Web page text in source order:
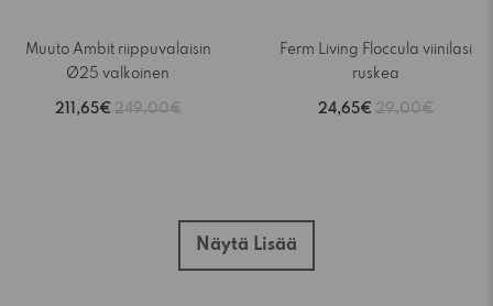
Muuto Ambit riippuvalaisin
Ø25 valkoinen
211,65€ 249,00€
Ferm Living Floccula viinilasi
ruskea
24,65€ 29,00€
Näytä Lisää